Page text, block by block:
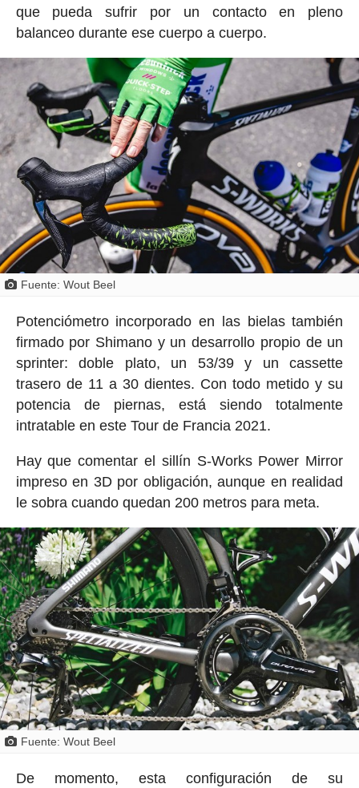
que pueda sufrir por un contacto en pleno
balanceo durante ese cuerpo a cuerpo.
Fuente: Wout Beel
Potenciómetro incorporado en las bielas también
firmado por Shimano y un desarrollo propio de un
sprinter: doble plato, un 53/39 y un cassette
trasero de 11 a 30 dientes. Con todo metido y su
potencia de piernas, está siendo totalmente
intratable en este Tour de Francia 2021.
Hay que comentar el sillín S-Works Power Mirror
impreso en 3D por obligación, aunque en realidad
le sobra cuando quedan 200 metros para meta.
Fuente: Wout Beel
De momento, esta configuración de su